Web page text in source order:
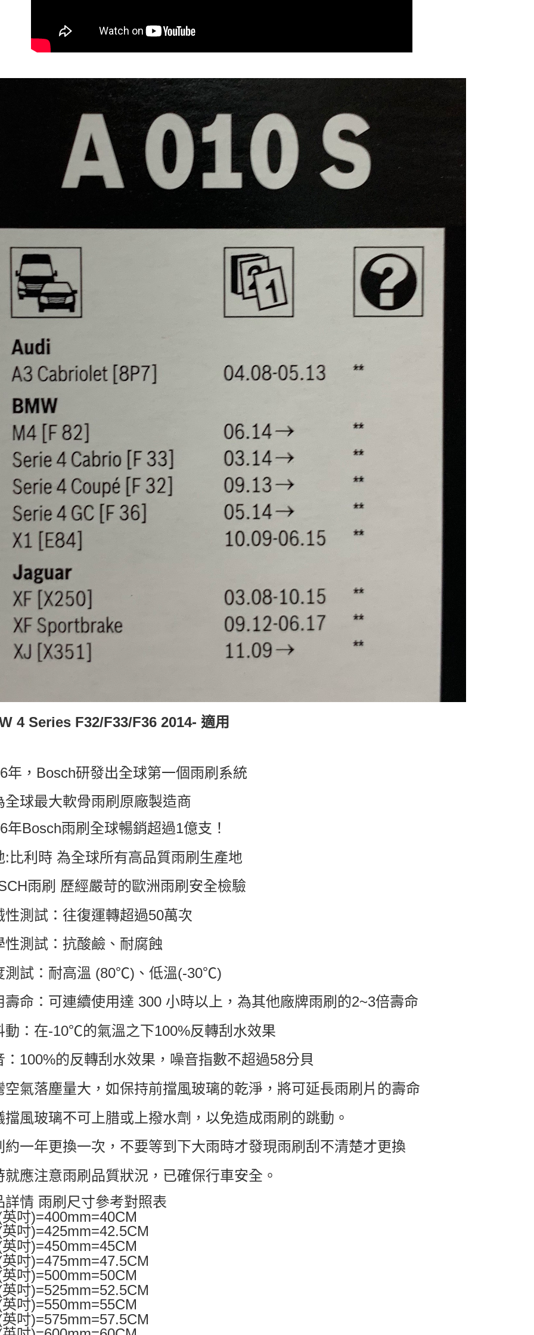
4 Series F32/F33/F36 2014- 適用
年，Bosch研發出全球第一個雨刷系統
全球最大軟骨雨刷原廠製造商
年Bosch雨刷全球暢銷超過1億支！
:比利時 為全球所有高品質雨刷生產地
雨刷 歷經嚴苛的歐洲雨刷安全檢驗
性測試：往復運轉超過50萬次
性測試：抗酸鹼、耐腐蝕
測試：耐高溫 (80℃)、低溫(-30℃)
壽命：可連續使用達 300 小時以上，為其他廠牌雨刷的2~3倍壽命
動：在-10℃的氣溫之下100%反轉刮水效果
：100%的反轉刮水效果，噪音指數不超過58分貝
空氣落塵量大，如保持前擋風玻璃的乾淨，將可延長雨刷片的壽命
擋風玻璃不可上腊或上撥水劑，以免造成雨刷的跳動。
約一年更換一次，不要等到下大雨時才發現雨刷刮不清楚才更換
就應注意雨刷品質狀況，已確保行車安全。
詳情 雨刷尺寸參考對照表
吋)=400mm=40CM
吋)=425mm=42.5CM
吋)=450mm=45CM
吋)=475mm=47.5CM
吋)=500mm=50CM
吋)=525mm=52.5CM
吋)=550mm=55CM
吋)=575mm=57.5CM